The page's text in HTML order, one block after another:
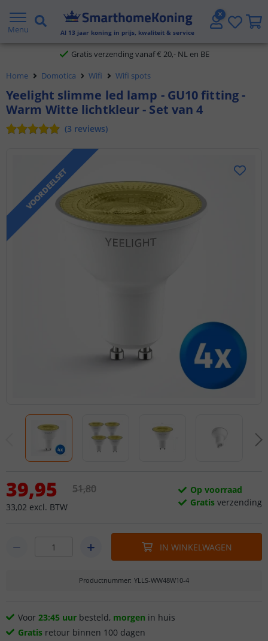
Menu Al 13 jaar koning in prijs, kwaliteit & service
2 jaar garantie
Gratis verzending vanaf € 20,- NL en BE
Klantbeoordeling 9.1
Voor 23:45 uur besteld,morgen in huis
Home Domotica Wifi Wifi spots
Yeelight slimme led lamp - GU10 fitting -
Warm Witte lichtkleur - Set van 4
(3 reviews)
VOORDEELSET
39,95
33,02 excl. BTW
51,80
Op voorraad
Gratis verzending
IN WINKELWAGEN
Productnummer: YLLS-WW48W10-4
Voor 23:45 uur besteld, morgen in huis
Gratis retour binnen 100 dagen